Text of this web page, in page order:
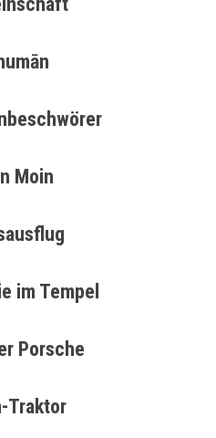
Moin
im Tempel
Porsche
Traktor